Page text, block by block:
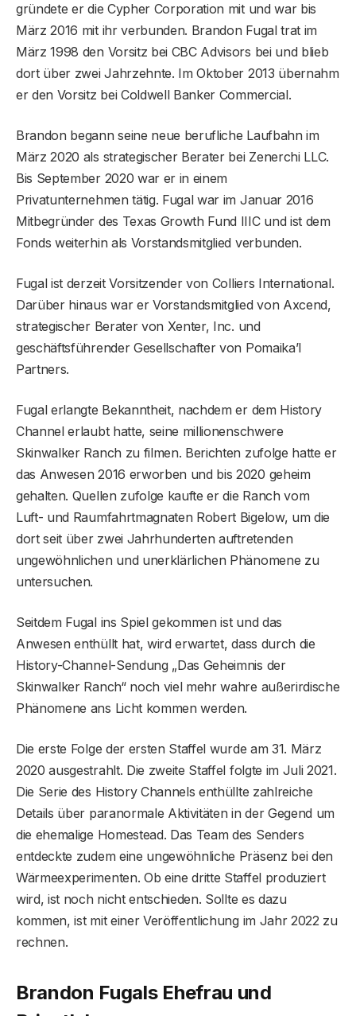
gründete er die Cypher Corporation mit und war bis
März 2016 mit ihr verbunden. Brandon Fugal trat im
März 1998 den Vorsitz bei CBC Advisors bei und blieb
dort über zwei Jahrzehnte. Im Oktober 2013 übernahm
er den Vorsitz bei Coldwell Banker Commercial.
Brandon begann seine neue berufliche Laufbahn im
März 2020 als strategischer Berater bei Zenerchi LLC.
Bis September 2020 war er in einem
Privatunternehmen tätig. Fugal war im Januar 2016
Mitbegründer des Texas Growth Fund IIIC und ist dem
Fonds weiterhin als Vorstandsmitglied verbunden.
Fugal ist derzeit Vorsitzender von Colliers International.
Darüber hinaus war er Vorstandsmitglied von Axcend,
strategischer Berater von Xenter, Inc. und
geschäftsführender Gesellschafter von Pomaika’I
Partners.
Fugal erlangte Bekanntheit, nachdem er dem History
Channel erlaubt hatte, seine millionenschwere
Skinwalker Ranch zu filmen. Berichten zufolge hatte er
das Anwesen 2016 erworben und bis 2020 geheim
gehalten. Quellen zufolge kaufte er die Ranch vom
Luft- und Raumfahrtmagnaten Robert Bigelow, um die
dort seit über zwei Jahrhunderten auftretenden
ungewöhnlichen und unerklärlichen Phänomene zu
untersuchen.
Seitdem Fugal ins Spiel gekommen ist und das
Anwesen enthüllt hat, wird erwartet, dass durch die
History-Channel-Sendung „Das Geheimnis der
Skinwalker Ranch“ noch viel mehr wahre außerirdische
Phänomene ans Licht kommen werden.
Die erste Folge der ersten Staffel wurde am 31. März
2020 ausgestrahlt. Die zweite Staffel folgte im Juli 2021.
Die Serie des History Channels enthüllte zahlreiche
Details über paranormale Aktivitäten in der Gegend um
die ehemalige Homestead. Das Team des Senders
entdeckte zudem eine ungewöhnliche Präsenz bei den
Wärmeexperimenten. Ob eine dritte Staffel produziert
wird, ist noch nicht entschieden. Sollte es dazu
kommen, ist mit einer Veröffentlichung im Jahr 2022 zu
rechnen.
Brandon Fugals Ehefrau und